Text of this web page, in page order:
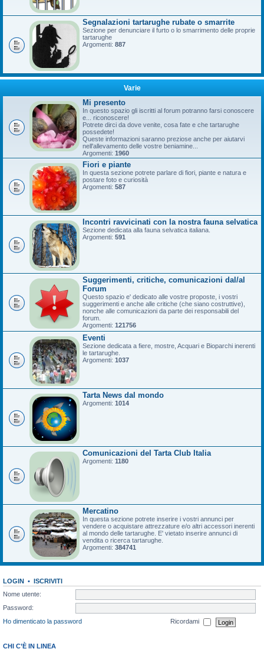
Segnalazioni tartarughe rubate o smarrite
Sezione per denunciare il furto o lo smarrimento delle proprie
tartarughe
Argomenti: 887
Varie
Mi presento
In questo spazio gli iscritti al forum potranno farsi conoscere
e... riconoscere!
Potrete dirci da dove venite, cosa fate e che tartarughe
possedete!
Queste informazioni saranno preziose anche per aiutarvi
nell'allevamento delle vostre beniamine...
Argomenti: 1960
Fiori e piante
In questa sezione potrete parlare di fiori, piante e natura e
postare foto e curiosità
Argomenti: 587
Incontri ravvicinati con la nostra fauna selvatica
Sezione dedicata alla fauna selvatica italiana.
Argomenti: 591
Suggerimenti, critiche, comunicazioni dal/al
Forum
Questo spazio e' dedicato alle vostre proposte, i vostri
suggerimenti e anche alle critiche (che siano costruttive),
nonche alle comunicazioni da parte dei responsabili del
forum.
Argomenti: 121756
Eventi
Sezione dedicata a fiere, mostre, Acquari e Bioparchi inerenti
le tartarughe.
Argomenti: 1037
Tarta News dal mondo
Argomenti: 1014
Comunicazioni del Tarta Club Italia
Argomenti: 1180
Mercatino
In questa sezione potrete inserire i vostri annunci per
vendere o acquistare attrezzature e/o altri accessori inerenti
al mondo delle tartarughe. E' vietato inserire annunci di
vendita o ricerca tartarughe.
Argomenti: 384741
LOGIN • ISCRIVITI
Nome utente:
Password:
Ho dimenticato la password
Ricordami
CHI C’È IN LINEA